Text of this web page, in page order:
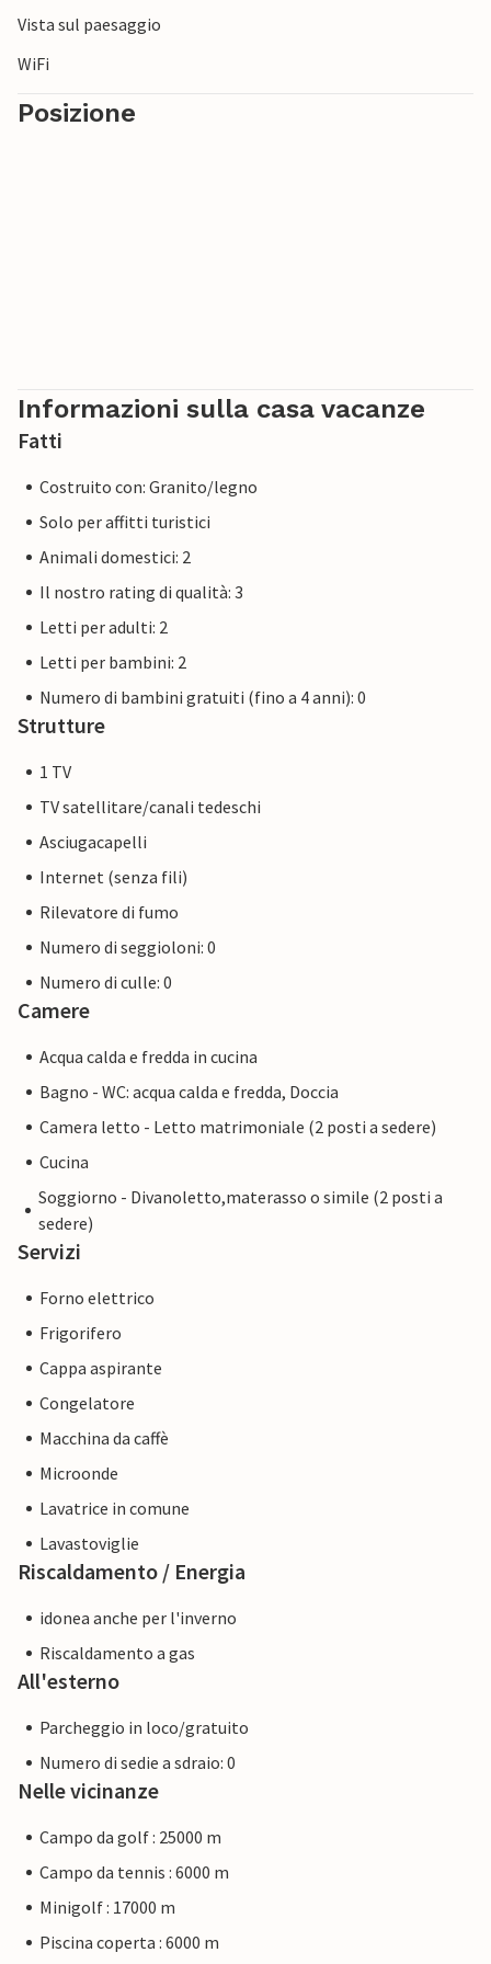
Vista sul paesaggio
WiFi
Posizione
Informazioni sulla casa vacanze
Fatti
Costruito con: Granito/legno
Solo per affitti turistici
Animali domestici: 2
Il nostro rating di qualità: 3
Letti per adulti: 2
Letti per bambini: 2
Numero di bambini gratuiti (fino a 4 anni): 0
Strutture
1 TV
TV satellitare/canali tedeschi
Asciugacapelli
Internet (senza fili)
Rilevatore di fumo
Numero di seggioloni: 0
Numero di culle: 0
Camere
Acqua calda e fredda in cucina
Bagno - WC: acqua calda e fredda, Doccia
Camera letto - Letto matrimoniale (2 posti a sedere)
Cucina
Soggiorno - Divanoletto,materasso o simile (2 posti a
sedere)
Servizi
Forno elettrico
Frigorifero
Cappa aspirante
Congelatore
Macchina da caffè
Microonde
Lavatrice in comune
Lavastoviglie
Riscaldamento / Energia
idonea anche per l'inverno
Riscaldamento a gas
All'esterno
Parcheggio in loco/gratuito
Numero di sedie a sdraio: 0
Nelle vicinanze
Campo da golf : 25000 m
Campo da tennis : 6000 m
Minigolf : 17000 m
Piscina coperta : 6000 m